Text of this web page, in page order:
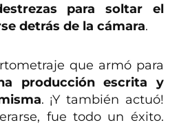
para soltar el
detrás de la cámara.
que armó para
producción escrita y
. ¡Y también actuó!
fue todo un éxito.